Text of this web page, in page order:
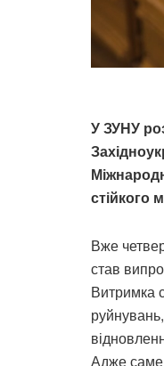
У ЗУНУ
стійкого
Вже
став
Витримка
Адже саме